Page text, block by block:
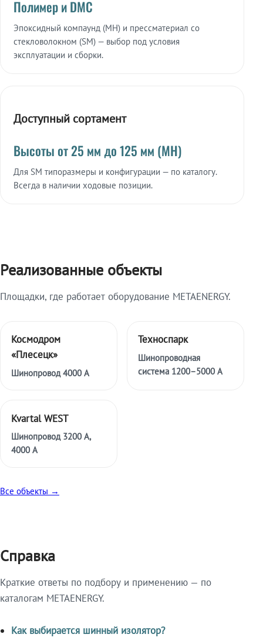
Полимер и DMC
Эпоксидный компаунд (МН) и прессматериал со
стекловолокном (SM) — выбор под условия
эксплуатации и сборки.
Доступный сортамент
Высоты от 25 мм до 125 мм (МН)
Для SM типоразмеры и конфигурации — по каталогу.
Всегда в наличии ходовые позиции.
Реализованные объекты
Площадки, где работает оборудование METAENERGY.
Космодром
«Плесецк»
Шинопровод 4000 А
Техноспарк
Шинопроводная
система 1200–5000 А
Kvartal WEST
Шинопровод 3200 А,
4000 А
Все объекты →
Справка
Краткие ответы по подбору и применению — по
каталогам METAENERGY.
Как выбирается шинный изолятор?